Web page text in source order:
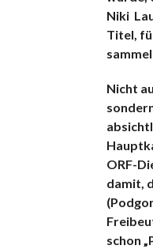
Niki
Titel,
Nicht
ORF-
damit,
schon